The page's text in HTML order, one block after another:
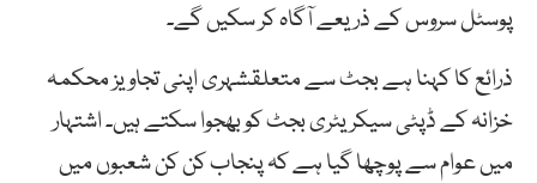
پوسٹل سروس کے ذریعے آگاہ کر سکیں گے۔
ذرائع کا کہنا ہے بجٹ سے متعلقشہری اپنی تجاویز محکمہ
خزانہ کے ڈپٹی سیکریٹری بجٹ کو بھجوا سکتے ہیں۔ اشتہار
میں عوام سے پوچھا گیا ہے کہ پنجاب کن کن شعبوں میں